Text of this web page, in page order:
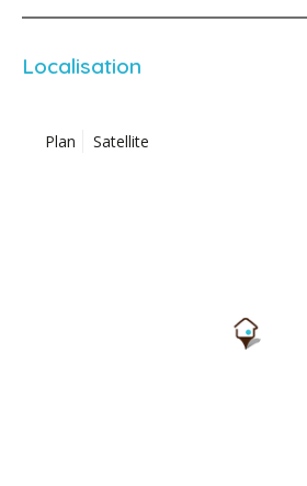
Localisation
Plan Satellite